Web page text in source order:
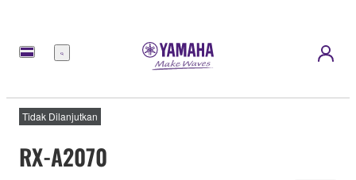
Menu
Tidak Dilanjutkan
RX-A2070